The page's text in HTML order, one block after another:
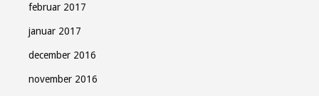
februar 2017
januar 2017
december 2016
november 2016